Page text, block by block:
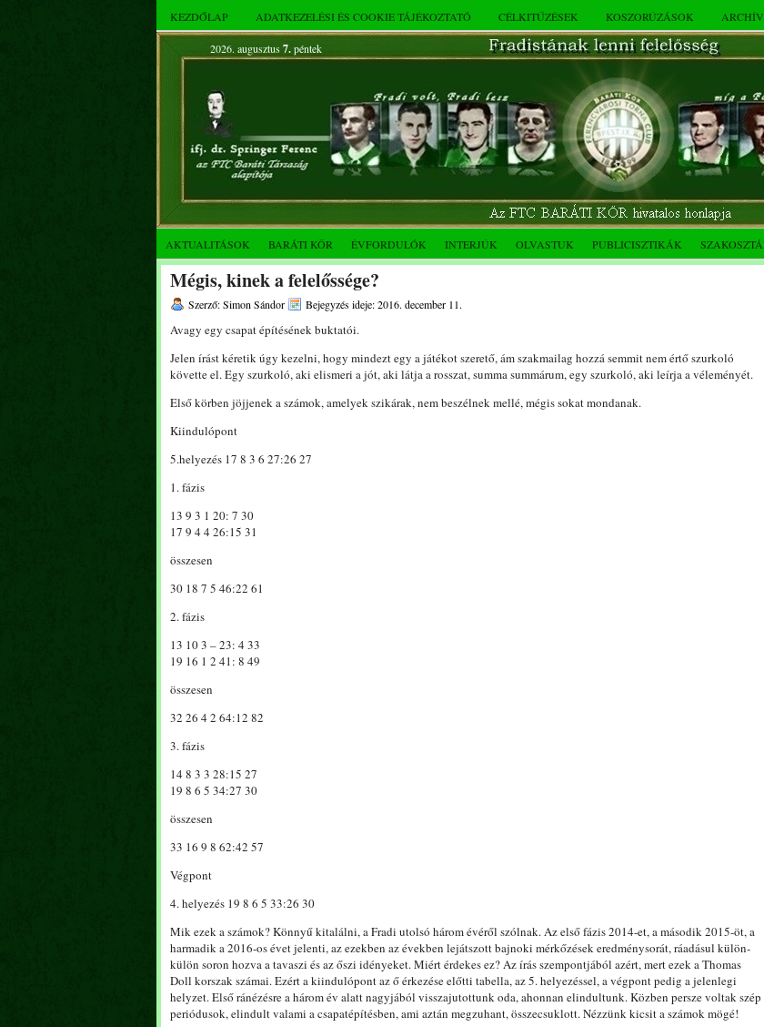
KEZDŐLAP ADATKEZELÉSI ÉS COOKIE TÁJÉKOZTATÓ CÉLKITŰZÉSEK KOSZORÚZÁSOK
2026. augusztus 7.péntek
AKTUALITÁSOK BARÁTI KÖR ÉVFORDULÓK INTERJÚK OLVASTUK PUBLICISZTIKÁK
Mégis, kinek a felelőssége?
Szerző: Simon Sándor Bejegyzés ideje: 2016. december 11.
Avagy egy csapat építésének buktatói.
Jelen írást kéretik úgy kezelni, hogy mindezt egy a játékot szerető, ám szakmailag hozzá semmit nem értő szurkoló
követte el. Egy szurkoló, aki elismeri a jót, aki látja a rosszat, summa summárum, egy szurkoló, aki leírja a véleményét.
Első körben jöjjenek a számok, amelyek szikárak, nem beszélnek mellé, mégis sokat mondanak.
Kiindulópont
5.helyezés 17 8 3 6 27:26 27
1. fázis
13 9 3 1 20: 7 30
17 9 4 4 26:15 31
összesen
30 18 7 5 46:22 61
2. fázis
13 10 3 – 23: 4 33
19 16 1 2 41: 8 49
összesen
32 26 4 2 64:12 82
3. fázis
14 8 3 3 28:15 27
19 8 6 5 34:27 30
összesen
33 16 9 8 62:42 57
Végpont
4. helyezés 19 8 6 5 33:26 30
Mik ezek a számok? Könnyű kitalálni, a Fradi utolsó három évéről szólnak. Az első fázis 2014-et, a második 2015-öt, a
harmadik a 2016-os évet jelenti, az ezekben az években lejátszott bajnoki mérkőzések eredménysorát, ráadásul külön-
külön soron hozva a tavaszi és az őszi idényeket. Miért érdekes ez? Az írás szempontjából azért, mert ezek a Thomas
Doll korszak számai. Ezért a kiindulópont az ő érkezése előtti tabella, az 5. helyezéssel, a végpont pedig a jelenlegi
helyzet. Első ránézésre a három év alatt nagyjából visszajutottunk oda, ahonnan elindultunk. Közben persze voltak szép
periódusok, elindult valami a csapatépítésben, ami aztán megzuhant, összecsuklott. Nézzünk kicsit a számok mögé!